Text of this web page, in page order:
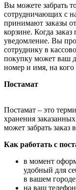
Вы можете забрать
сотрудничающих с
принимают заказы
корзине. Когда
уведомление. Вы
сотруднику в
покупку может ваш
номер и имя, на
Постамат
Постамат – это
хранения
может забрать заказ
Как работать с
в момент
удобный для
в вашем
на ваш